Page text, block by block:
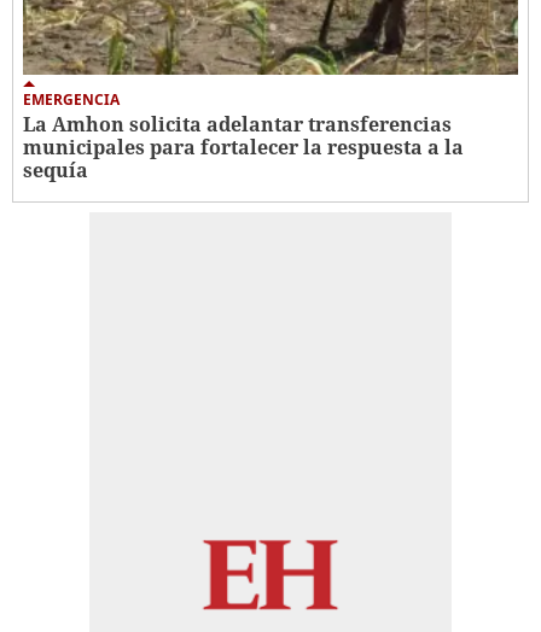
EMERGENCIA
La Amhon solicita adelantar transferencias
municipales para fortalecer la respuesta a la
sequía